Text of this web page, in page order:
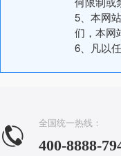
5、本网
们，本网
6、凡以
全国统一热线：
400-8888-